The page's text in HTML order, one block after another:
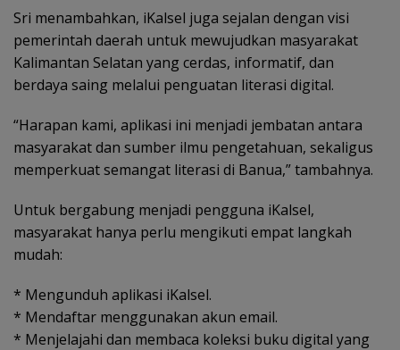
Sri menambahkan, iKalsel juga sejalan dengan visi
pemerintah daerah untuk mewujudkan masyarakat
Kalimantan Selatan yang cerdas, informatif, dan
berdaya saing melalui penguatan literasi digital.
“Harapan kami, aplikasi ini menjadi jembatan antara
masyarakat dan sumber ilmu pengetahuan, sekaligus
memperkuat semangat literasi di Banua,” tambahnya.
Untuk bergabung menjadi pengguna iKalsel,
masyarakat hanya perlu mengikuti empat langkah
mudah:
* Mengunduh aplikasi iKalsel.
* Mendaftar menggunakan akun email.
* Menjelajahi dan membaca koleksi buku digital yang